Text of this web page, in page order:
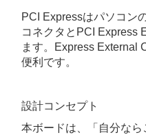
PCI Expressはパソコン
コネクタとPCI Express
ます。Express External
便利です。
設計コンセプト
本ボードは、「自分な